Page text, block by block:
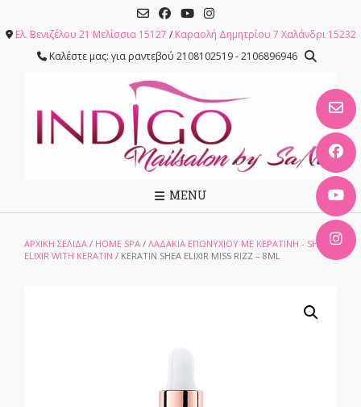
content
Ελ. Βενιζέλου 21 Μελίσσια 15127 / Καραολή Δημητρίου 7 Χαλάνδρι 15232
Καλέστε μας: για ραντεβού 2108102519 - 2106896946
MENU
ΑΡΧΙΚΉ ΣΕΛΊΔΑ / HOME SPA / ΛΑΔΆΚΙΑ ΕΠΩΝΥΧΊΟΥ ΜΕ ΚΕΡΑΤΊΝΗ - SHEA
ELIXIR WITH KERATIN / KERATIN SHEA ELIXIR MISS RIZZ – 8ML